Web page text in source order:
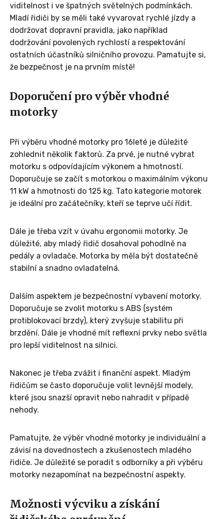
viditelnost i ve špatných světelných podmínkách.
Mladí řidiči by se měli také vyvarovat rychlé jízdy a
dodržovat dopravní pravidla, jako například
dodržování povolených rychlostí a respektování
ostatních účastníků silničního provozu. Pamatujte si,
že bezpečnost je na prvním místě!
Doporučení pro výběr vhodné
motorky
Při výběru vhodné motorky pro 16leté je důležité
zohlednit několik faktorů. Za prvé, je nutné vybrat
motorku s odpovídajícím výkonem a hmotností.
Doporučuje se začít s motorkou o maximálním výkonu
11 kW a hmotnosti do 125 kg. Tato kategorie motorek
je ideální pro začátečníky, kteří se teprve učí řídit.
Dále je třeba vzít v úvahu ergonomii motorky. Je
důležité, aby mladý řidič dosahoval pohodlně na
pedály a ovladače. Motorka by měla být dostatečně
stabilní a snadno ovladatelná.
Dalším aspektem je bezpečnostní vybavení motorky.
Doporučuje se zvolit motorku s ABS (systém
protiblokovací brzdy), který zvyšuje stabilitu při
brzdění. Dále je vhodné mít reflexní prvky nebo světla
pro lepší viditelnost na silnici.
Nakonec je třeba zvážit i finanční aspekt. Mladým
řidičům se často doporučuje volit levnější modely,
které jsou snazší opravit nebo nahradit v případě
nehody.
Pamatujte, že výběr vhodné motorky je individuální a
závisí na dovednostech a zkušenostech mladého
řidiče. Je důležité se poradit s odborníky a při výběru
motorky nezapomínat na bezpečnostní aspekty.
Možnosti výcviku a získání